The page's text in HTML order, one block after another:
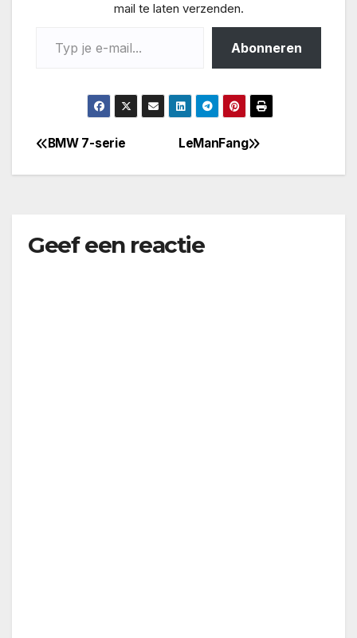
mail te laten verzenden.
Abonneren
Bericht
navigatie
LeManFang
BMW 7-serie
Geef een reactie